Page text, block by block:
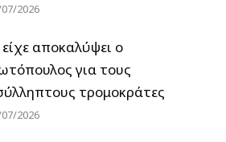
2026
είχε αποκαλύψει ο
για τους
τρομοκράτες
2026